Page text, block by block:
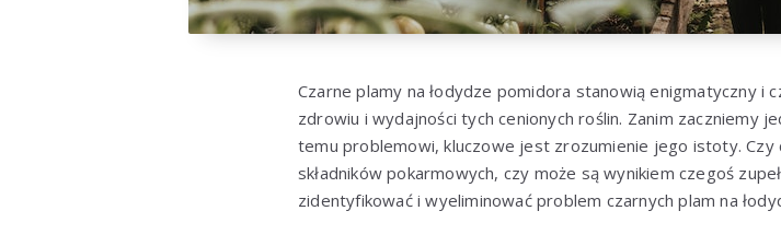
Czarne plamy na łodydze pomidora stanowią enigmatyczny i
zdrowiu i wydajności tych cenionych roślin. Zanim zaczniemy
temu problemowi, kluczowe jest zrozumienie jego istoty.
składników pokarmowych, czy może są wynikiem czegoś
zidentyfikować i wyeliminować problem czarnych plam na